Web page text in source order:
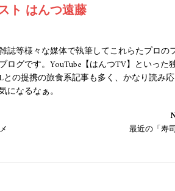
ト はんつ遠藤
誌等様々な媒体で執筆してこれらたプロの
グです。YouTube【はんつTV】といった
の提携の旅食系記事も多く、かなり読み
なるなぁ。
最近の「寿